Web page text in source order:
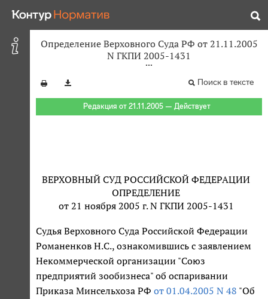
Определение Верховного Суда РФ от 21.11.2005
N ГКПИ 2005-1431
Поиск в тексте
Редакция от 21.11.2005 — Действует
ВЕРХОВНЫЙ СУД РОССИЙСКОЙ ФЕДЕРАЦИИ
ОПРЕДЕЛЕНИЕ
от 21 ноября 2005 г. N ГКПИ 2005-1431
Судья Верховного Суда Российской Федерации
Романенков Н.С., ознакомившись с заявлением
Некоммерческой организации "Союз
предприятий зообизнеса" об оспаривании
Приказа Минсельхоза РФ от 01.04.2005 N 48 "Об